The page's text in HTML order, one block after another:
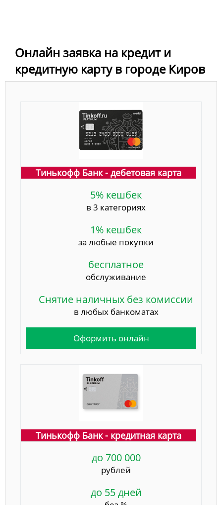
Онлайн заявка на кредит и
кредитную карту в городе Киров
Тинькофф Банк - дебетовая карта
5% кешбек
в 3 категориях
1% кешбек
за любые покупки
бесплатное
обслуживание
Снятие наличных без комиссии
в любых банкоматах
Оформить онлайн
Тинькофф Банк - кредитная карта
до 700 000
рублей
до 55 дней